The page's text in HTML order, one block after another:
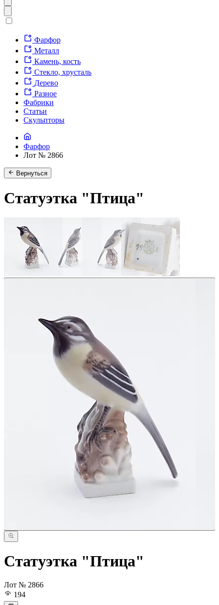
Фарфор
Металл
Камень, кость
Стекло, хрусталь
Дерево
Разное
Фабрики
Статьи
Скульпторы
Фарфор
Лот № 2866
Вернуться
Статуэтка "Птица"
Статуэтка "Птица"
Лот № 2866
194